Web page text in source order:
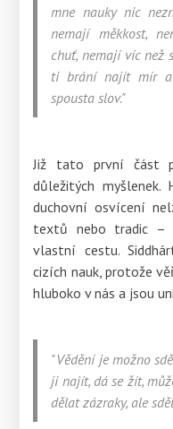
mne nauky nic
nemají měkkost,
chuť, nemají víc než
ti brání najít mír
spousta slov."
Již tato první část
důležitých myšlenek.
duchovní osvícení
textů nebo tradic –
vlastní cestu.
cizích nauk, protože
hluboko v nás a jsou
"Vědění je možno
ji najít, dá se žít,
dělat zázraky, ale